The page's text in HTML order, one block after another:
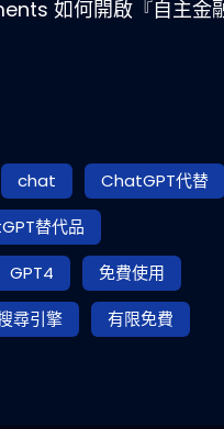
如何開啟『自主金
chat
ChatGPT代替
替代品
GPT4
免費使用
尋引擎
有限免費